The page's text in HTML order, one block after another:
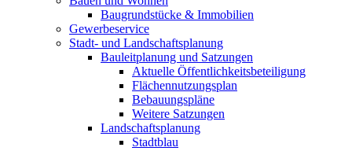
Baugrundstücke & Immobilien
Gewerbeservice
Stadt- und Landschaftsplanung
Bauleitplanung und Satzungen
Aktuelle Öffentlichkeitsbeteiligung
Flächennutzungsplan
Bebauungspläne
Weitere Satzungen
Landschaftsplanung
Stadtblau